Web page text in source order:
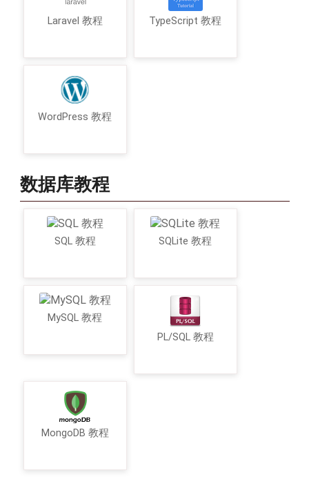
Laravel 教程 TypeScript 教程
WordPress 教程
数据库教程
SQL 教程 SQLite 教程
MySQL 教程
PL/SQL 教程
MongoDB 教程